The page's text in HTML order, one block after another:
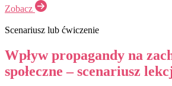
Zobacz
Scenariusz lub ćwiczenie
Wpływ propagandy na
społeczne – scenariusz